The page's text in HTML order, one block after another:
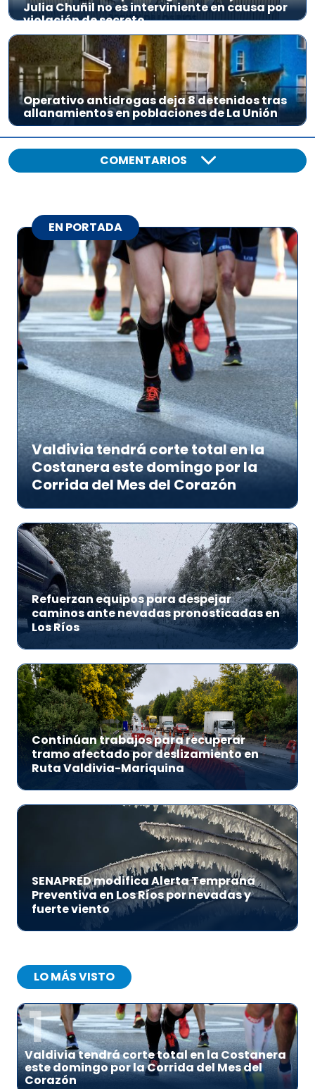
Julia Chuñil no es interviniente en causa por
violación de secreto
Operativo antidrogas deja 8 detenidos tras
allanamientos en poblaciones de La Unión
COMENTARIOS
EN PORTADA
Valdivia tendrá corte total en la
Costanera este domingo por la
Corrida del Mes del Corazón
Refuerzan equipos para despejar
caminos ante nevadas pronosticadas en
Los Ríos
Continúan trabajos para recuperar
tramo afectado por deslizamiento en
Ruta Valdivia-Mariquina
SENAPRED modifica Alerta Temprana
Preventiva en Los Ríos por nevadas y
fuerte viento
LO MÁS VISTO
1
Valdivia tendrá corte total en la Costanera
este domingo por la Corrida del Mes del
Corazón